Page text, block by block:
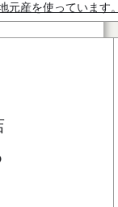
元産を使っています